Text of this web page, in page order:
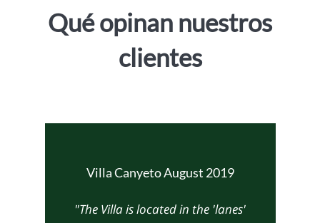
Qué opinan nuestros
clientes
Villa Canyeto August 2019
"The Villa is located in the 'lanes'